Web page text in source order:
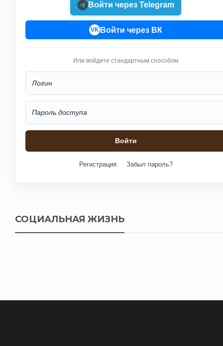
Войти через Telegram
VK Войти через ВК
Или войдите стандартным способом
Регистрация Забыл пароль?
СОЦИАЛЬНАЯ ЖИЗНЬ